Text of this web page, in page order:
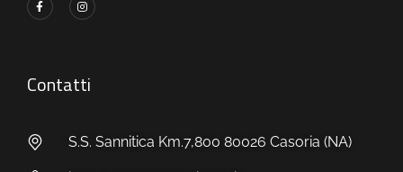
Contatti
S.S. Sannitica Km.7,800 80026 Casoria (NA)